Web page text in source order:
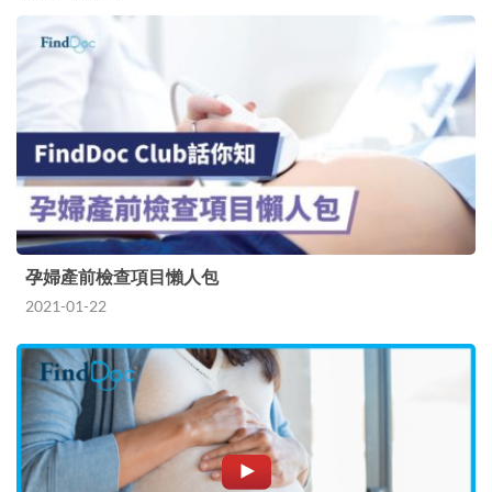
孕婦產前檢查項目懶人包
2021-01-22